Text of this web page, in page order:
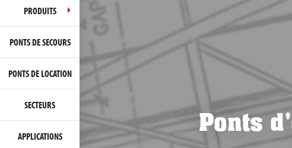
PRODUITS
PONTS DE SECOURS
PONTS DE LOCATION
SECTEURS
APPLICATIONS Ponts